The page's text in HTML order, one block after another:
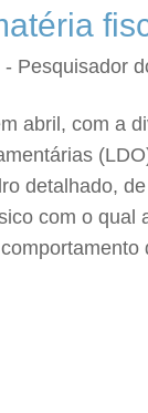
- Pesquisador
abril, com a
detalhado,
com o qual